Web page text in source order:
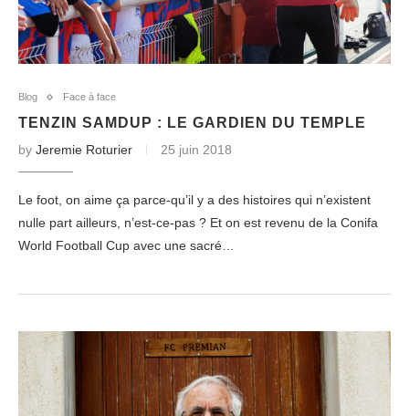
Blog Face à face
TENZIN SAMDUP : LE GARDIEN DU TEMPLE
by Jeremie Roturier 25 juin 2018
Le foot, on aime ça parce-qu’il y a des histoires qui n’existent
nulle part ailleurs, n’est-ce-pas ? Et on est revenu de la Conifa
World Football Cup avec une sacré…